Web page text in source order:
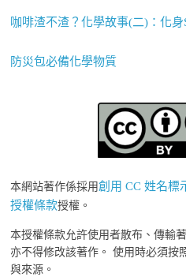
咖啡渣不渣？化學故事(二)：化身
防災包必備化學物質
本網站著作係採用創用 CC 姓名標
授權條款授權。
本授權條款允許使用者散布、傳輸
亦不得修改該著作。 使用時必須按
與來源。